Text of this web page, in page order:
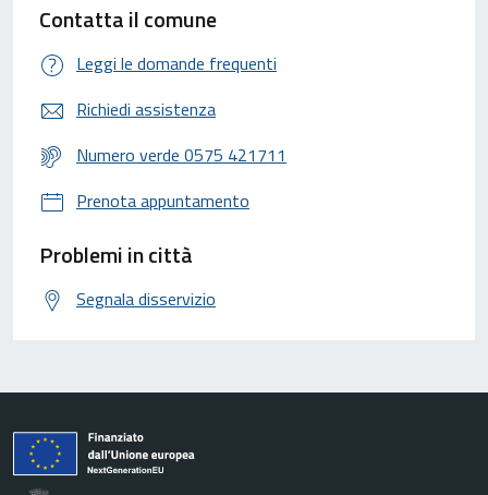
Contatta il comune
Leggi le domande frequenti
Richiedi assistenza
Numero verde 0575 421711
Prenota appuntamento
Problemi in città
Segnala disservizio